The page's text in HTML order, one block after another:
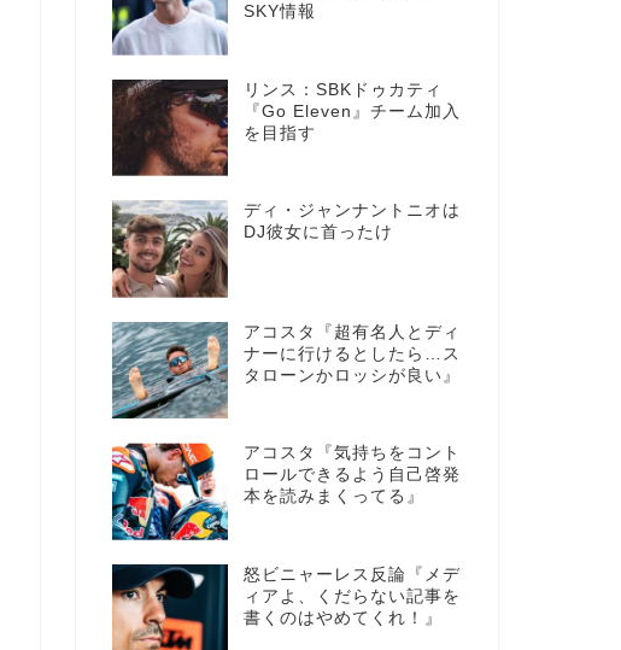
SKY情報
リンス：SBKドゥカティ
『Go Eleven』チーム加入
を目指す
ディ・ジャンナントニオは
DJ彼女に首ったけ
アコスタ『超有名人とディ
ナーに行けるとしたら…ス
タローンかロッシが良い』
アコスタ『気持ちをコント
ロールできるよう自己啓発
本を読みまくってる』
怒ビニャーレス反論『メデ
ィアよ、くだらない記事を
書くのはやめてくれ！』